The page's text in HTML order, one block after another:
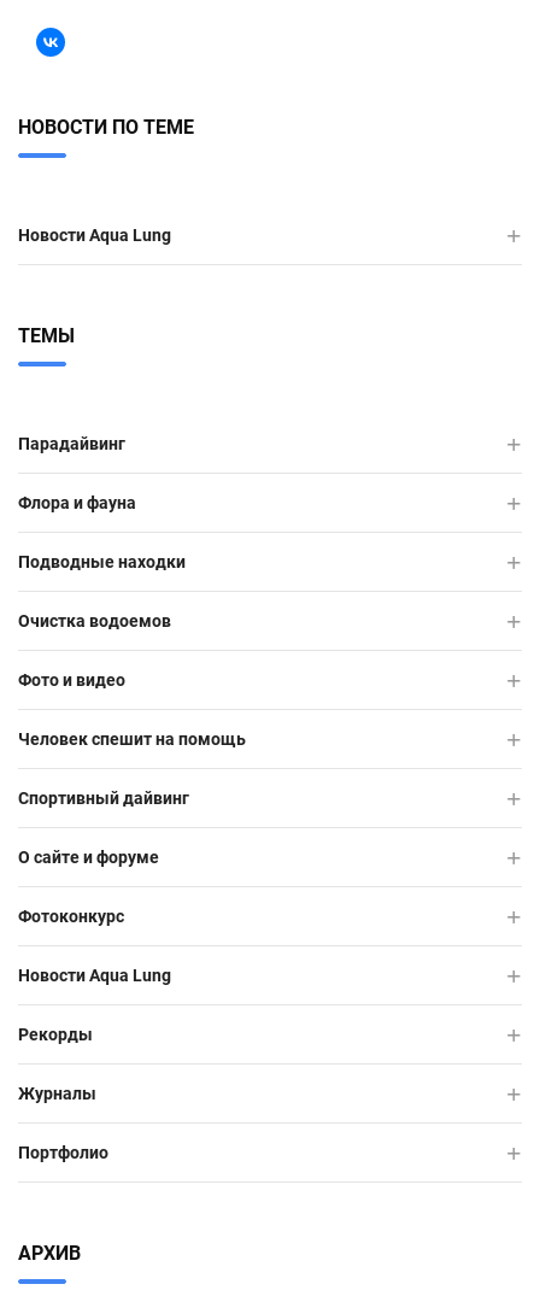
НОВОСТИ ПО ТЕМЕ
Новости Aqua Lung
ТЕМЫ
Парадайвинг
Флора и фауна
Подводные находки
Очистка водоемов
Фото и видео
Человек спешит на помощь
Спортивный дайвинг
О сайте и форуме
Фотоконкурс
Новости Aqua Lung
Рекорды
Журналы
Портфолио
АРХИВ